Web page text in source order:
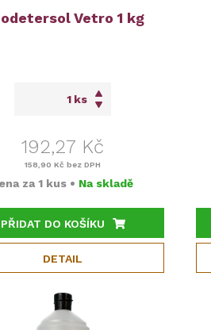
Vetro 1 kg
ks
192,27 Kč
158,90 Kč bez DPH
za1 kus • Na skladě
PŘIDAT DO KOŠÍKU
DETAIL